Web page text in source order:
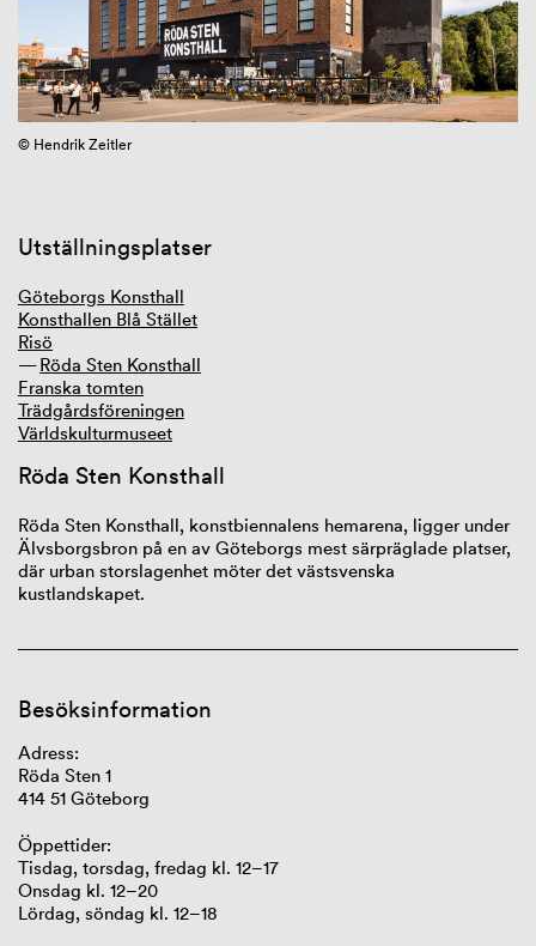
GIBCA 2025
GIBCA 2023
GIBCA 2021
Konstnärer
Videoverk online
Samarbete
Press och media
GIBCA 2019
GIBCA 2017
GIBCA 2015
GIBCA 2011
© Hendrik Zeitler
Utställningsplatser
Göteborgs Konsthall
Konsthallen Blå Stället
Risö
Röda Sten Konsthall
Franska tomten
Trädgårdsföreningen
Världskulturmuseet
Röda Sten Konsthall
Röda Sten Konsthall, konstbiennalens hemarena, ligger under
Älvsborgsbron på en av Göteborgs mest särpräglade platser,
där urban storslagenhet möter det västsvenska
kustlandskapet.
Besöksinformation
Adress:
Röda Sten 1
414 51 Göteborg
Öppettider:
Tisdag, torsdag, fredag kl. 12–17
Onsdag kl. 12–20
Lördag, söndag kl. 12–18